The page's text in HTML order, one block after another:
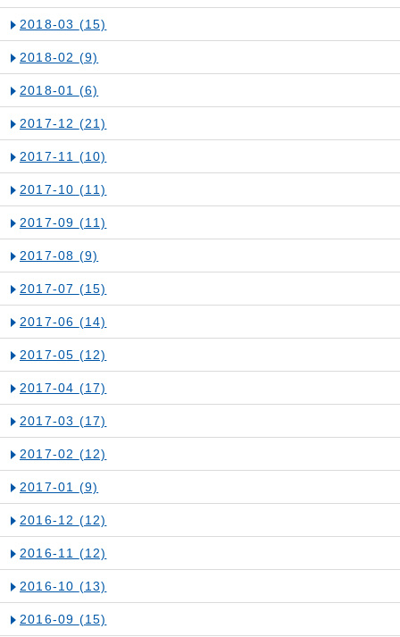
2018-03 (15)
2018-02 (9)
2018-01 (6)
2017-12 (21)
2017-11 (10)
2017-10 (11)
2017-09 (11)
2017-08 (9)
2017-07 (15)
2017-06 (14)
2017-05 (12)
2017-04 (17)
2017-03 (17)
2017-02 (12)
2017-01 (9)
2016-12 (12)
2016-11 (12)
2016-10 (13)
2016-09 (15)